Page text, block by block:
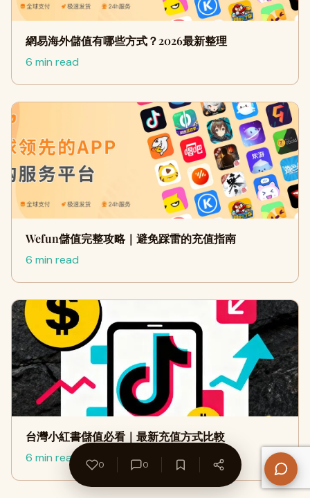
網易海外儲值有哪些方式？2026最新整理
6 min read
Wefun儲值完整攻略｜避免踩雷的充值指南
6 min read
台灣小紅書儲值必看｜最新充值方式比較
6 min read
0 0